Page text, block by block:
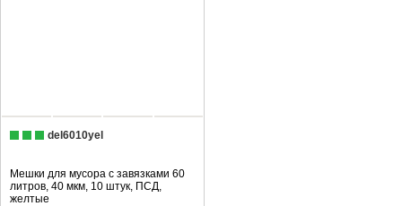
del6010yel
Мешки для мусора с завязками 60
литров, 40 мкм, 10 штук, ПCД,
желтые